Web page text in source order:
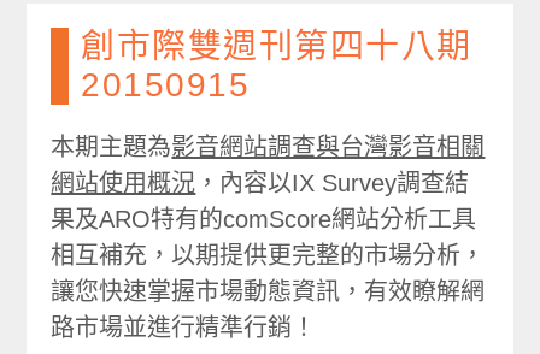
創市際雙週刊第四十八期
20150915
本期主題為影音網站調查與台灣影音相關
網站使用概況 ，內容以IX Survey調查結
果及ARO特有的comScore網站分析工具
相互補充，以期提供更完整的市場分析，
讓您快速掌握市場動態資訊，有效瞭解網
路市場並進行精準行銷！